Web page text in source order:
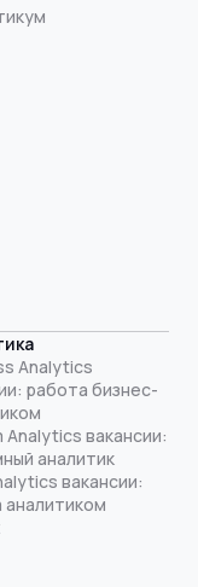
Analytics
работа бизнес-
Analytics вакансии:
аналитик
вакансии:
аналитиком